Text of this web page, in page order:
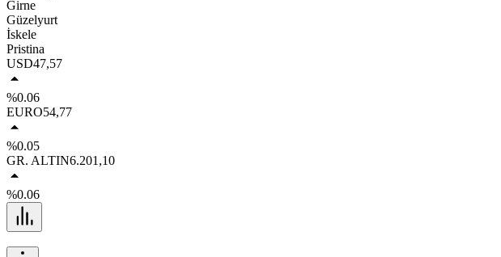
Girne
Güzelyurt
İskele
Pristina
USD47,57
%0.06
EURO54,77
%0.05
GR. ALTIN6.201,10
%0.06